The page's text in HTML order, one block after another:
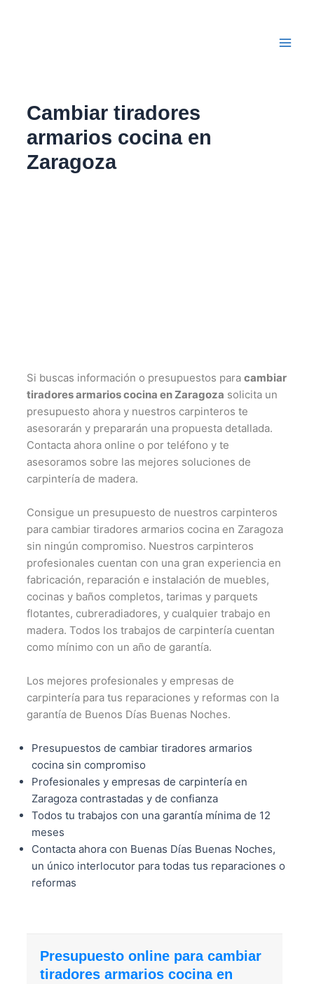
Cambiar tiradores
armarios cocina en
Zaragoza
Si buscas información o presupuestos para cambiar
tiradores armarios cocina en Zaragoza solicita un
presupuesto ahora y nuestros carpinteros te
asesorarán y prepararán una propuesta detallada.
Contacta ahora online o por teléfono y te
asesoramos sobre las mejores soluciones de
carpintería de madera.
Consigue un presupuesto de nuestros carpinteros
para cambiar tiradores armarios cocina en Zaragoza
sin ningún compromiso. Nuestros carpinteros
profesionales cuentan con una gran experiencia en
fabricación, reparación e instalación de muebles,
cocinas y baños completos, tarimas y parquets
flotantes, cubreradiadores, y cualquier trabajo en
madera. Todos los trabajos de carpintería cuentan
como mínimo con un año de garantía.
Los mejores profesionales y empresas de
carpintería para tus reparaciones y reformas con la
garantía de Buenos Días Buenas Noches.
Presupuestos de cambiar tiradores armarios
cocina sin compromiso
Profesionales y empresas de carpintería en
Zaragoza contrastadas y de confianza
Todos tu trabajos con una garantía mínima de 12
meses
Contacta ahora con Buenas Días Buenas Noches,
un único interlocutor para todas tus reparaciones o
reformas
Presupuesto online para cambiar
tiradores armarios cocina en